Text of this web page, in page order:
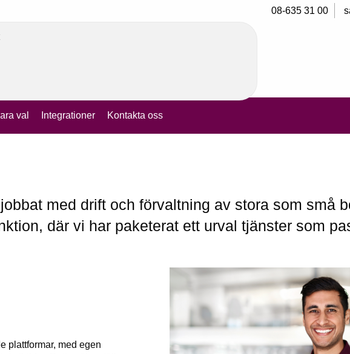
08-635 31 00
val Integrationer Kontakta oss
med drift och förvaltning av stora som små
där vi har paketerat ett urval tjänster som
plattformar, med egen